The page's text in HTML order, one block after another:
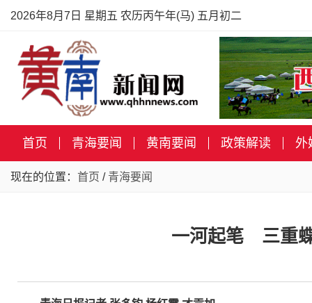
2026年8月7日 星期五 农历丙午年(马) 五月初二
首页 青海要闻 黄南要闻 政策解读 外
现在的位置： 首页 / 青海要闻
一河起笔 三重